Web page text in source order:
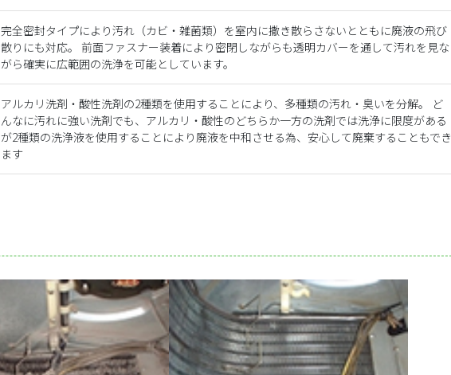
完全密封タイプにより汚れ（カビ・雑菌類）を室内に撒き散らさないとともに廃液の飛び
散りにも対応。 前面ファスナー装着により密閉しながらも透明カバーを通して汚れを見な
がら確実に広範囲の洗浄を可能としています。
アルカリ洗剤・酸性洗剤の2種類を使用することにより、多種類の汚れ・臭いを分解。 ど
んなに汚れに強い洗剤でも、アルカリ・酸性のどちらか一方の洗剤では洗浄に限度がある
が2種類の洗浄液を使用することにより廃液を中和させる為、安心して廃棄することもでき
ます